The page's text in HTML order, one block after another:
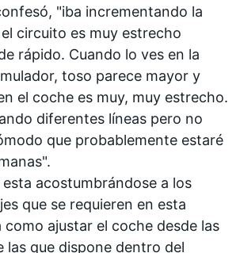
"iba incrementando la
circuito es muy estrecho
rápido. Cuando lo ves en la
toso parece mayor y
el coche es muy, muy estrecho.
diferentes líneas pero no
que probablemente estaré
acostumbrándose a los
que se requieren en esta
ajustar el coche desde las
las que dispone dentro del